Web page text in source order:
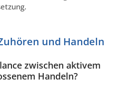
und Handeln
zwischen aktivem
Handeln?